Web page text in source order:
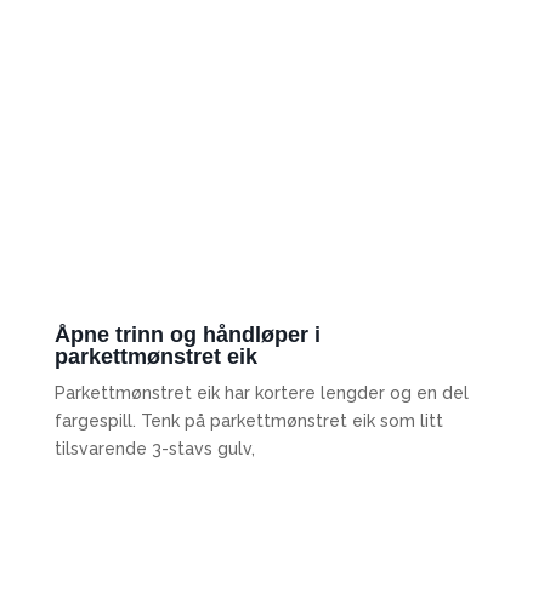
Åpne trinn og håndløper i
parkettmønstret eik
Parkettmønstret eik har kortere lengder og en del
fargespill. Tenk på parkettmønstret eik som litt
tilsvarende 3-stavs gulv,